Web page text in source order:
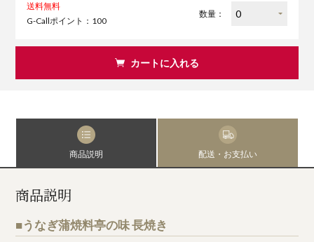
送料無料
G-Callポイント：100
数量：
カートに入れる
商品説明 配送・お支払い
商品説明
■うなぎ蒲焼料亭の味 長焼き